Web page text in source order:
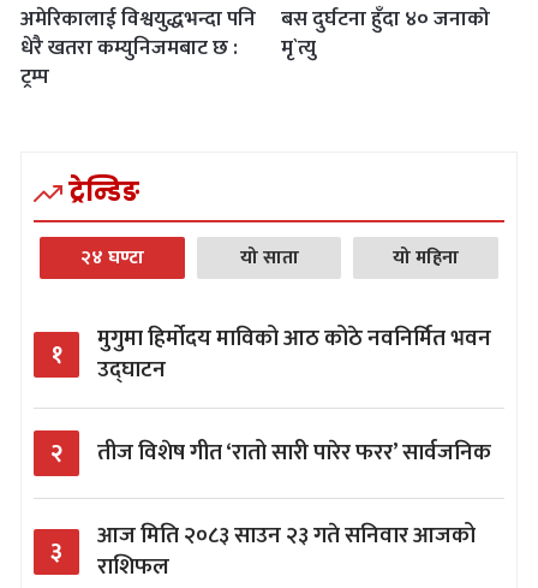
अमेरिकालाई विश्वयुद्धभन्दा पनि
धेरै खतरा कम्युनिजमबाट छ :
ट्रम्प
बस दुर्घटना हुँदा ४० जनाको
मृ`त्यु
ट्रेन्डिङ
२४ घण्टा यो साता यो महिना
१
मुगुमा हिर्मोदय माविको आठ कोठे नवनिर्मित भवन
उद्घाटन
२ तीज विशेष गीत ‘रातो सारी पारेर फरर’ सार्वजनिक
३
आज मिति २०८३ साउन २३ गते सनिवार आजको
राशिफल